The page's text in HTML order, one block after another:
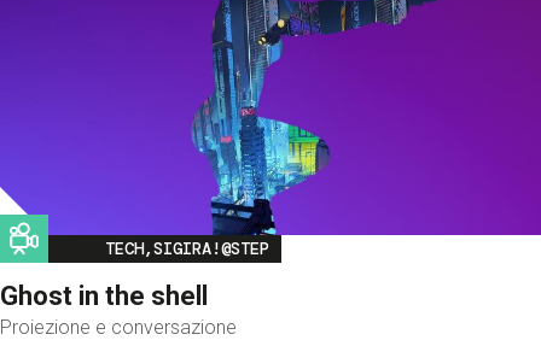
Image
TECH,SIGIRA!@STEP
Ghost in the shell
Proiezione e conversazione